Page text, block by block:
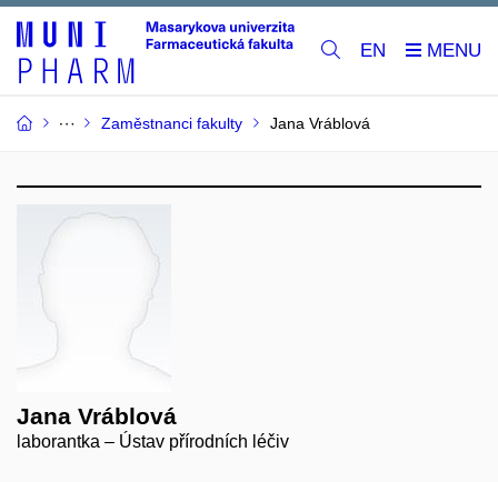
EN
Zaměstnanci fakulty Jana Vráblová
Jana Vráblová
laborantka – Ústav přírodních léčiv